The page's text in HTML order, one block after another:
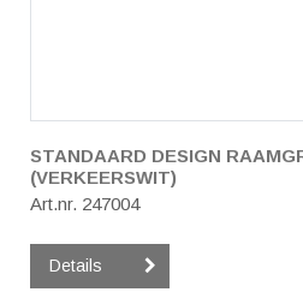
STANDAARD DESIGN
(VERKEERSWIT)
Art.nr. 247004
Details